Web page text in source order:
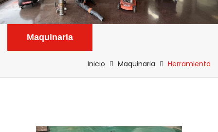
Maquinaria
Inicio Maquinaria Herramienta